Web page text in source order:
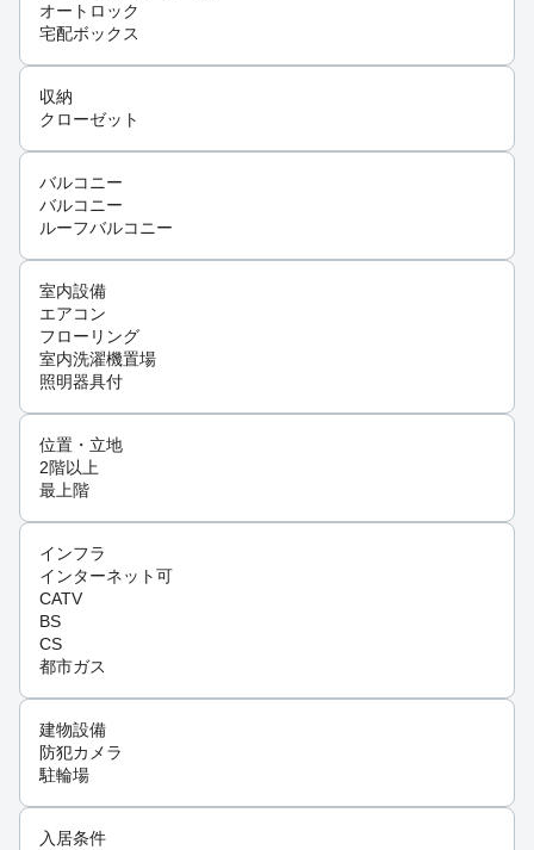
オートロック
宅配ボックス
収納
クローゼット
バルコニー
バルコニー
ルーフバルコニー
室内設備
エアコン
フローリング
室内洗濯機置場
照明器具付
位置・立地
2階以上
最上階
インフラ
インターネット可
CATV
BS
CS
都市ガス
建物設備
防犯カメラ
駐輪場
入居条件